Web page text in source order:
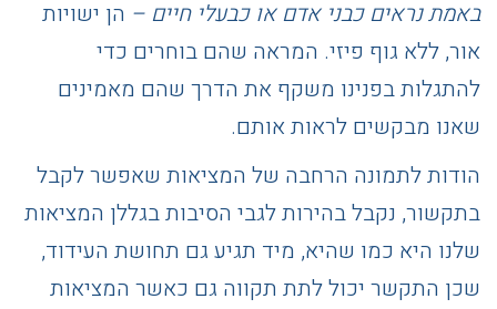
באמת נראים כבני אדם או כבעלי חיים – הן ישויות
אור, ללא גוף פיזי. המראה שהם בוחרים כדי
להתגלות בפנינו משקף את הדרך שהם מאמינים
שאנו מבקשים לראות אותם.
הודות לתמונה הרחבה של המציאות שאפשר לקבל
בתקשור, נקבל בהירות לגבי הסיבות בגללן המציאות
שלנו היא כמו שהיא, מיד תגיע גם תחושת העידוד,
שכן התקשר יכול לתת תקווה גם כאשר המציאות